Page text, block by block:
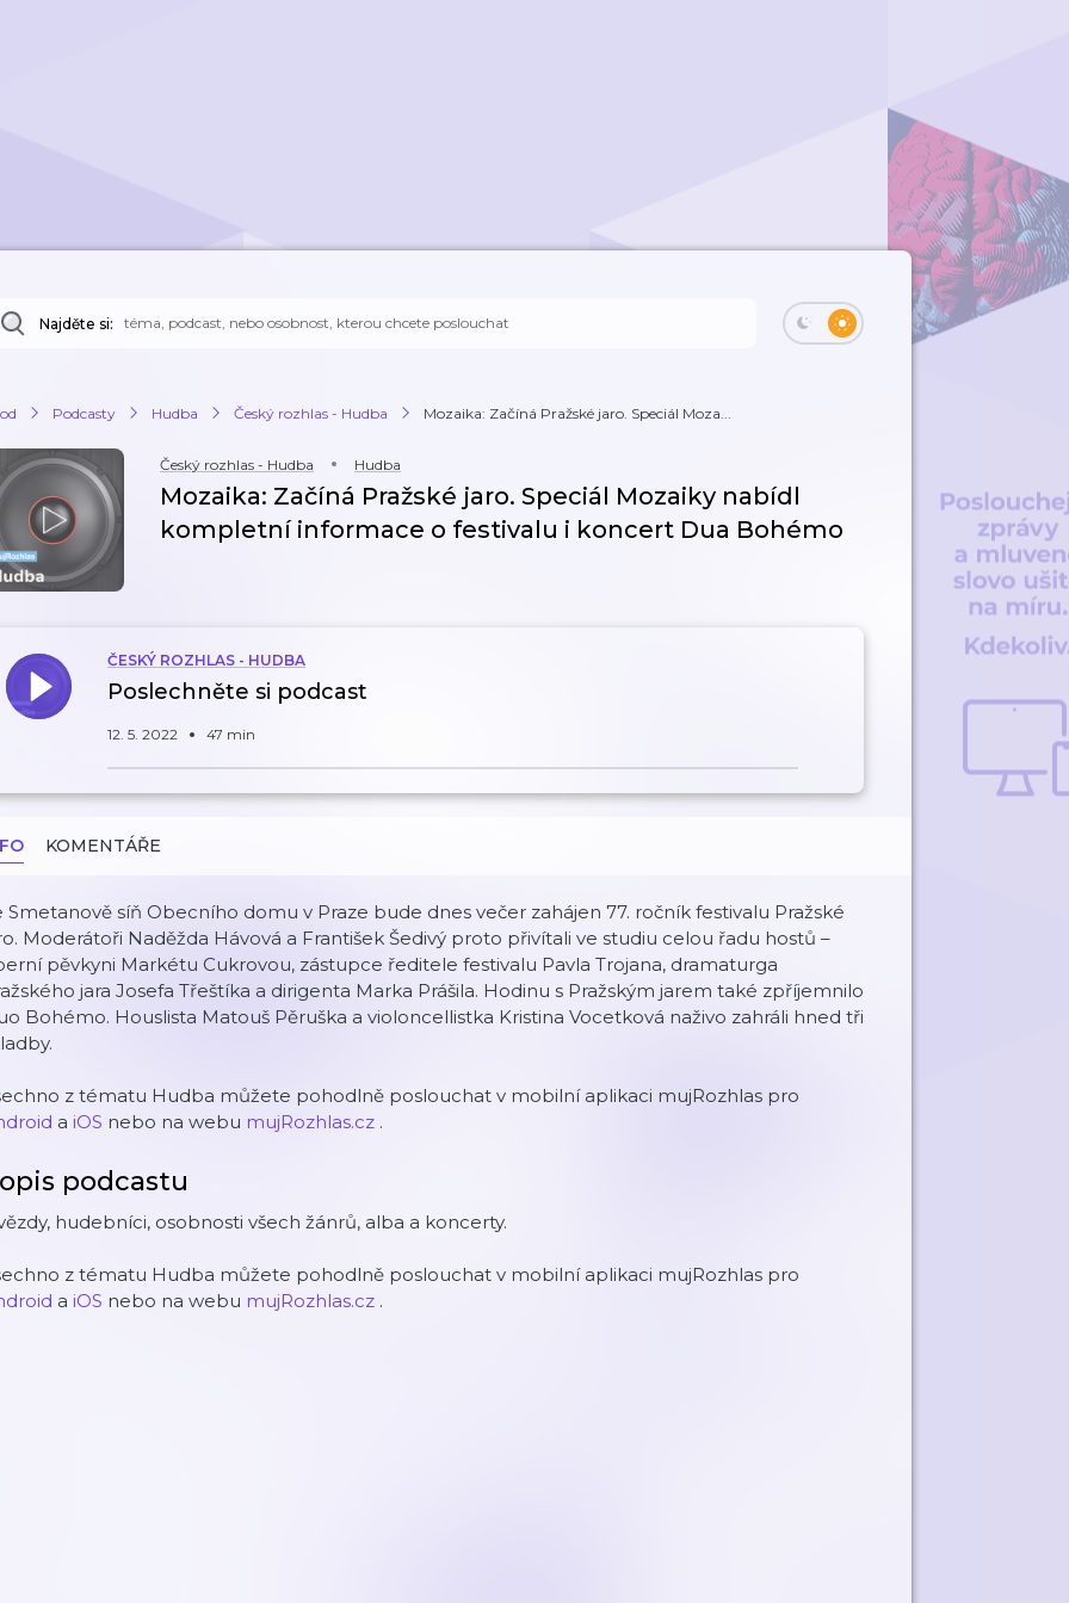
Najděte si:
Podcasty Hudba Český rozhlas - Hudba Mozaika: Začíná Pražské jaro. Speciál Moza...
Český rozhlas - Hudba Hudba
Mozaika: Začíná Pražské jaro. Speciál Mozaiky nabídl
kompletní informace o festivalu i koncert Dua Bohémo
ČESKÝ ROZHLAS - HUDBA
Poslechněte si podcast
12. 5. 2022 47 min
KOMENTÁŘE
Smetanově síň Obecního domu v Praze bude dnes večer zahájen 77. ročník festivalu Pražské
Moderátoři Naděžda Hávová a František Šedivý proto přivítali ve studiu celou řadu hostů –
pěvkyni Markétu Cukrovou, zástupce ředitele festivalu Pavla Trojana, dramaturga
jara Josefa Třeštíka a dirigenta Marka Prášila. Hodinu s Pražským jarem také zpříjemnilo
Bohémo. Houslista Matouš Pěruška a violoncellistka Kristina Vocetková naživo zahráli hned tři
z tématu Hudba můžete pohodlně poslouchat v mobilní aplikaci mujRozhlas pro
a iOS nebo na webu mujRozhlas.cz .
podcastu
hudebníci, osobnosti všech žánrů, alba a koncerty.
z tématu Hudba můžete pohodlně poslouchat v mobilní aplikaci mujRozhlas pro
a iOS nebo na webu mujRozhlas.cz .